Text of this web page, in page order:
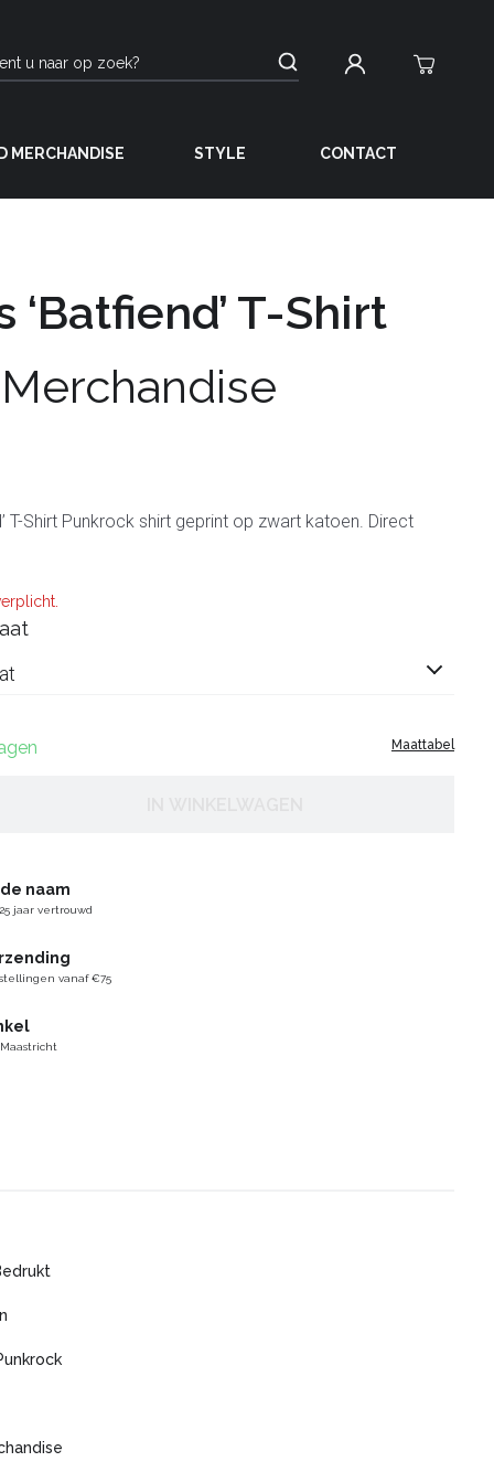
MERCHANDISE STYLE CONTACT
‘Batfiend’ T-Shirt
T-Shirt Punkrock shirt geprint op zwart katoen. Direct
Maattabel
naam
jaar vertrouwd
vanaf €75